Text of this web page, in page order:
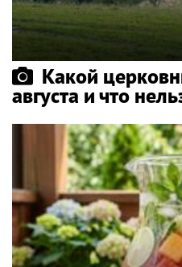
Какой
августа и что